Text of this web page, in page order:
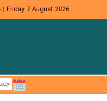
Friday 7 August 2026
|